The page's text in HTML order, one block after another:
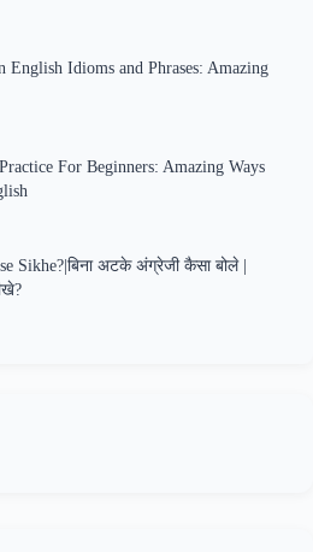
English Idioms and Phrases: Amazing
For Beginners: Amazing Ways
Sikhe?|बिना अटके अंग्रेजी कैसा बोले |